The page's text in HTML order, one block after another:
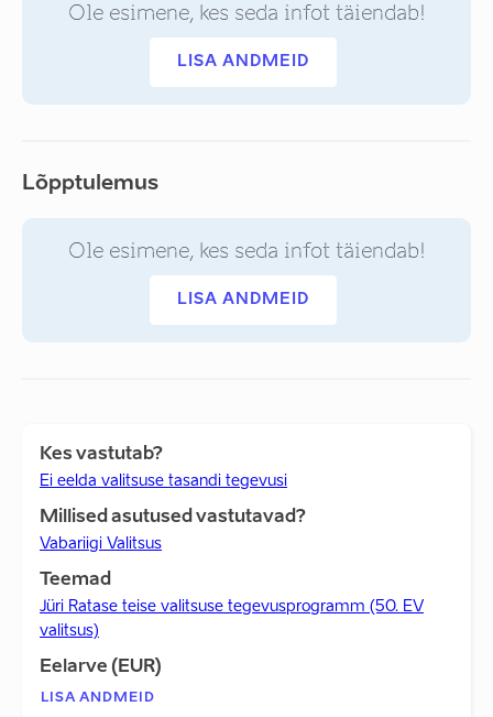
Ole esimene, kes seda infot täiendab!
LISA ANDMEID
Lõpptulemus
Ole esimene, kes seda infot täiendab!
LISA ANDMEID
Kes vastutab?
Ei eelda valitsuse tasandi tegevusi
Millised asutused vastutavad?
Vabariigi Valitsus
Teemad
Jüri Ratase teise valitsuse tegevusprogramm (50. EV
valitsus)
Eelarve (EUR)
LISA ANDMEID